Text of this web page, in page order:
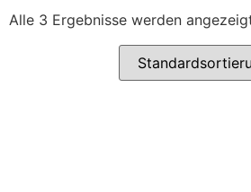
Alle 3 Ergebnisse werden